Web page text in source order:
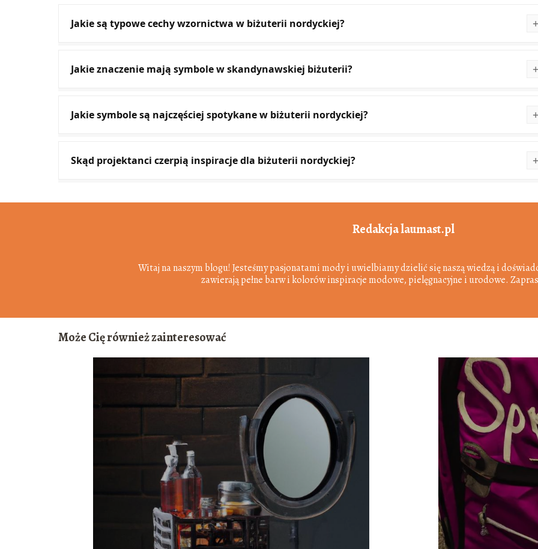
Jakie są typowe cechy wzornictwa w biżuterii nordyckiej?
Jakie znaczenie mają symbole w skandynawskiej biżuterii?
Jakie symbole są najczęściej spotykane w biżuterii nordyckiej?
Skąd projektanci czerpią inspiracje dla biżuterii nordyckiej?
Redakcja laumast.pl
Witaj na naszym blogu! Jesteśmy pasjonatami mody i uwielbiamy dzielić się naszą wiedzą i
zawierają pełne barw i kolorów inspiracje modowe, pielęgnacyjne i urodowe.
Może Cię również zainteresować